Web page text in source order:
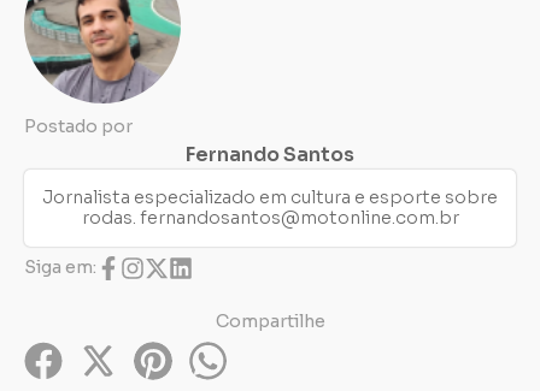
Postado por
Fernando Santos
Jornalista especializado em cultura e esporte sobre
rodas. fernandosantos@motonline.com.br
Siga em:
Compartilhe